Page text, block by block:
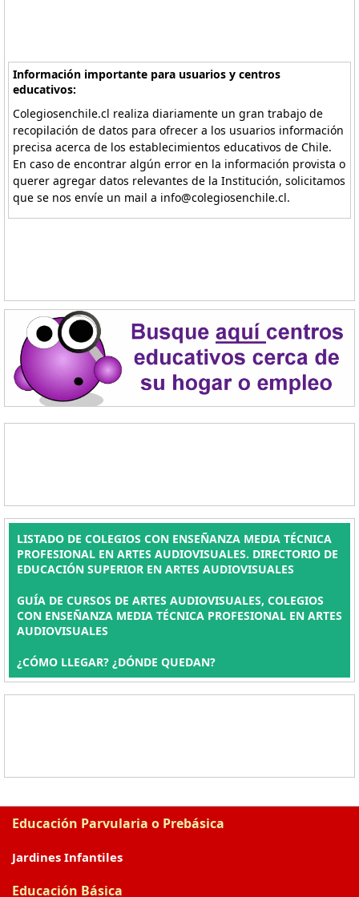
Información importante para usuarios y centros
educativos:
Colegiosenchile.cl realiza diariamente un gran trabajo de
recopilación de datos para ofrecer a los usuarios información
precisa acerca de los establecimientos educativos de Chile.
En caso de encontrar algún error en la información provista o
querer agregar datos relevantes de la Institución, solicitamos
que se nos envíe un mail a info@colegiosenchile.cl.
LISTADO DE COLEGIOS CON ENSEÑANZA MEDIA TÉCNICA
PROFESIONAL EN ARTES AUDIOVISUALES. DIRECTORIO DE
EDUCACIÓN SUPERIOR EN ARTES AUDIOVISUALES
GUÍA DE CURSOS DE ARTES AUDIOVISUALES, COLEGIOS
CON ENSEÑANZA MEDIA TÉCNICA PROFESIONAL EN ARTES
AUDIOVISUALES
¿CÓMO LLEGAR? ¿DÓNDE QUEDAN?
Educación Parvularia o Prebásica
Jardines Infantiles
Educación Básica